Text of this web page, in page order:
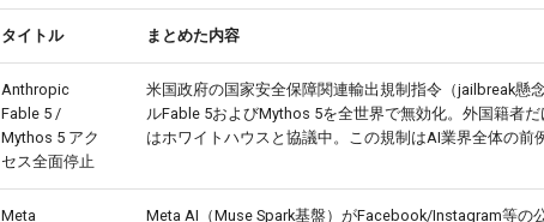
タイトル まとめた内容
Anthropic
Fable 5 /
Mythos 5 アク
セス全面停止
米国政府の国家安全保障関連輸出規制指令（jailbreak懸
ルFable 5およびMythos 5を全世界で無効化。外国籍者
はホワイトハウスと協議中。この規制はAI業界全体の前
Meta
Meta AI（Muse Spark基盤）がFacebook/Instagram等の